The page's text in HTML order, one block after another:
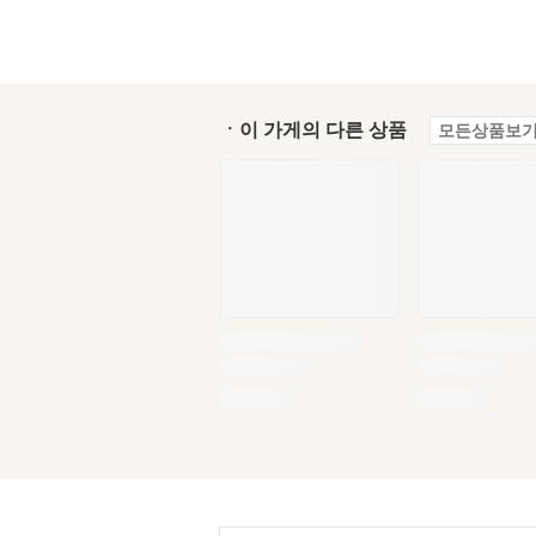
ㆍ이 가게의 다른 상품 모든상품보